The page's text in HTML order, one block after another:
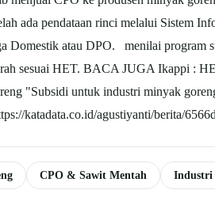
ada pendataan rinci melalui Sistem
Domestik atau DPO. menilai program
sesuai HET. BACA JUGA Ikappi :
"Subsidi untuk industri minyak
katadata.co.id/agustiyanti/berita/
CPO & Sawit Mentah Industri